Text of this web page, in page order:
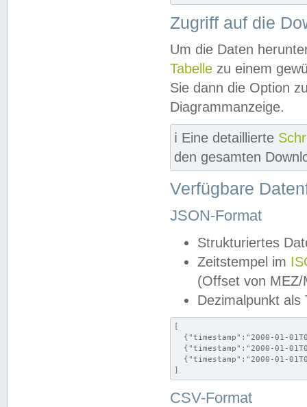
Zugriff auf die
Um die Daten
Tabelle zu einem
Sie dann die Option
Diagrammanzeige.
ℹ️ Eine detaillierte
den gesamten
Verfügbare
JSON-Format
Strukturiertes
Zeitstempel im
(Offset von MEZ/
Dezimalpunkt als
[
{"timestamp":"2000-01-
{"timestamp":"2000-01-
{"timestamp":"2000-01-
]
CSV-Format